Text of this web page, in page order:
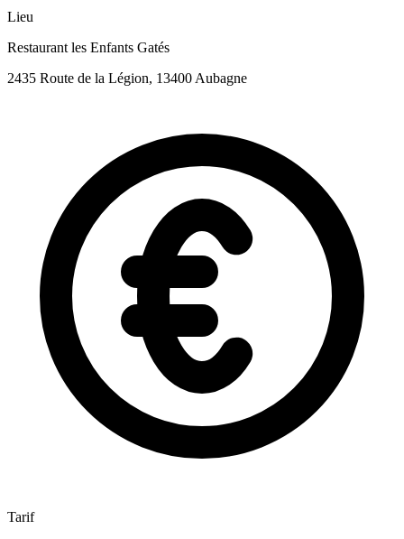
Lieu
Restaurant les Enfants Gatés
2435 Route de la Légion, 13400 Aubagne
Tarif